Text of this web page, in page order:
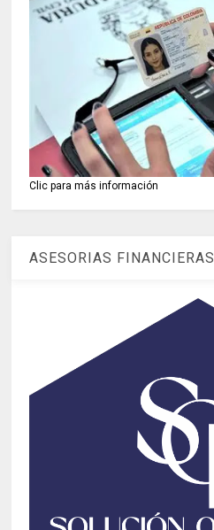
Clic para más información
ASESORIAS FINANCIERAS